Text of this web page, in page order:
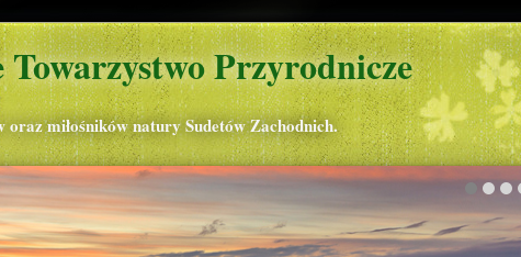
Przyrodnicze
miłośników natury Sudetów Zachodnich.